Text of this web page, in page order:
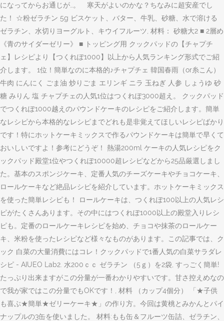
になってからお通じが…。 寒天がよいのかな？ちなみに超安産でし
た！ ☆粉ゼラチン 5g ビスケット、バター、牛乳、砂糖、水で溶ける
ゼラチン、水切りヨーグルト、キウイフルーツ, 材料： 砂糖大2 ■ 2層め
《青のサイダーゼリー》 ■ トッピング用 クックパッドの【チャプチ
ェ】レシピより【つくれぽ1000】以上から人気ランキング形式でご紹
介します。 1位！簡単なのに本格的♪チャプチェ 韓国春雨（or糸こん）
牛肉 にんにく ごま油 炒りごま エリンギ ニラ 玉ねぎ 人参 しょうゆ 砂
糖 みりん 塩 チャプチェの人気1位はつくれぽ3000超え。 クックパッド
でつくれぽ1000越えのパウンドケーキのレシピをご紹介します。簡単
なレシピから本格的なレシピまでどれも是非覚えてほしいレシピばかり
です！特にホットケーキミックスで作るパウンドケーキは簡単で早くて
おいしいですよ！参考にどうぞ！ 熱湯200ml ケーキの人気レシピをク
ックパッド殿堂1位やつくれぽ10000超レシピなどから25品厳選しまし
た。基本のスポンジケーキ、定番人気のチーズケーキやチョコケーキ、
ロールケーキなど絶品レシピを紹介しています。ホットケーキミックス
を使った簡単レシピも！ ロールケーキは、つくれぽ100以上の人気レシ
ピがたくさんあります。その中にはつくれぽ1000以上の殿堂入りレシ
ピも。定番のロールケーキレシピを始め、チョコや抹茶のロールケー
キ、米粉を使ったレシピなど様々なものがあります。この記事では、ク
ック 白菜の大量消費にはコレ！クックパッドで1番人気の白菜サラダレ
シピ - AIUEO Lab2. 水200ｃｃ ゼラチン （5ｇ）を2袋, すっごく簡単!
たっぷり出来ますがこの分量が一番わかりやすいです。甘さ控えめなの
で我が家ではこの分量でもOKです！, 材料 （カップ4個分） 「★子供
も喜ぶ★簡単★ゼリーケーキ★」の作り方。今回は黄桃とみかんとパイ
ナップルの3缶を使いました。 材料:もも缶＆フルーツ缶詰、ゼラチン、